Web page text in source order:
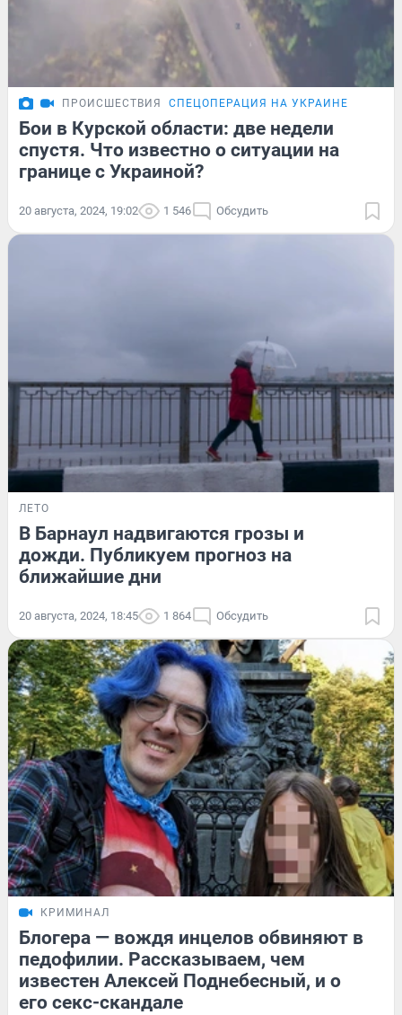
ПРОИСШЕСТВИЯ СПЕЦОПЕРАЦИЯ НА УКРАИНЕ
Бои в Курской области: две недели
спустя. Что известно о ситуации на
границе с Украиной?
20 августа, 2024, 19:02 1 546 Обсудить
ЛЕТО
В Барнаул надвигаются грозы и
дожди. Публикуем прогноз на
ближайшие дни
20 августа, 2024, 18:45 1 864 Обсудить
КРИМИНАЛ
Блогера — вождя инцелов обвиняют в
педофилии. Рассказываем, чем
известен Алексей Поднебесный, и о
его секс-скандале